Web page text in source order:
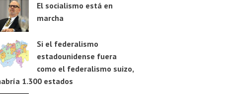
El socialismo está en
marcha
Si el federalismo
estadounidense fuera
como el federalismo suizo,
1.300 estados